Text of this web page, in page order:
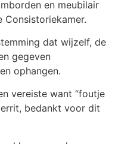
en meubilair
Consistoriekamer.
dat wijzelf, de
gegeven
ophangen.
vereiste want “foutje
bedankt voor dit